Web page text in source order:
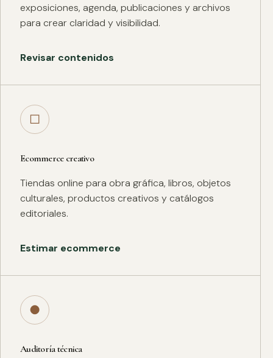
exposiciones, agenda, publicaciones y archivos
para crear claridad y visibilidad.
Revisar contenidos
□
Ecommerce creativo
Tiendas online para obra gráfica, libros, objetos
culturales, productos creativos y catálogos
editoriales.
Estimar ecommerce
●
Auditoría técnica